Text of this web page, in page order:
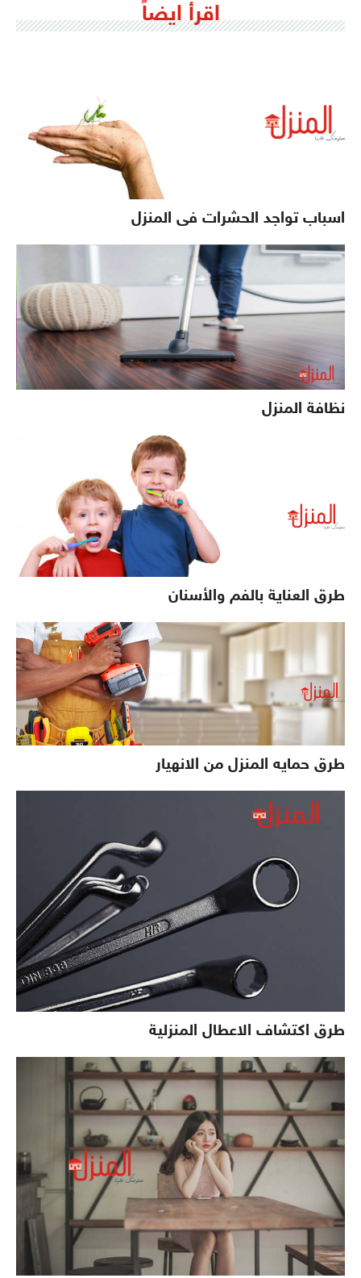
اقرأ ايضاً
اسباب تواجد الحشرات فى المنزل
نظافة المنزل
طرق العناية بالفم والأسنان
طرق حمايه المنزل من الانهيار
طرق اكتشاف الاعطال المنزلية